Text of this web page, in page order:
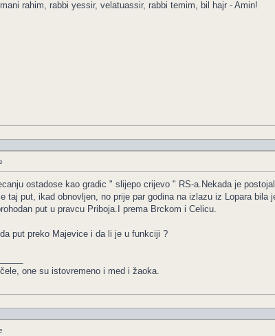
rahim, rabbi yessir, velatuassir, rabbi temim, bil hajr - Amin!
ostadose kao gradic " slijepo crijevo " RS-a.Nekada je
taj put, ikad obnovljen, no prije par godina na izlazu iz Lopara
put u pravcu Priboja.I prema Brckom i Celicu.
put preko Majevice i da li je u funkciji ?
one su istovremeno i med i žaoka.